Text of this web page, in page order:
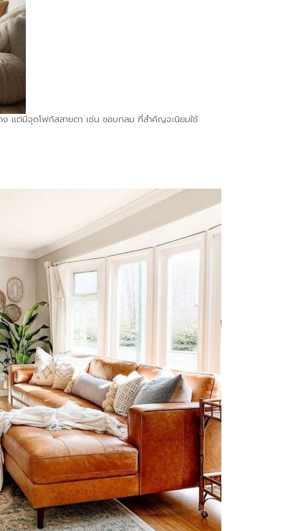
ง แต่มีจุดโฟกัสสายตา เช่น ขอบกลม ที่สำคัญจะนิยมใช้